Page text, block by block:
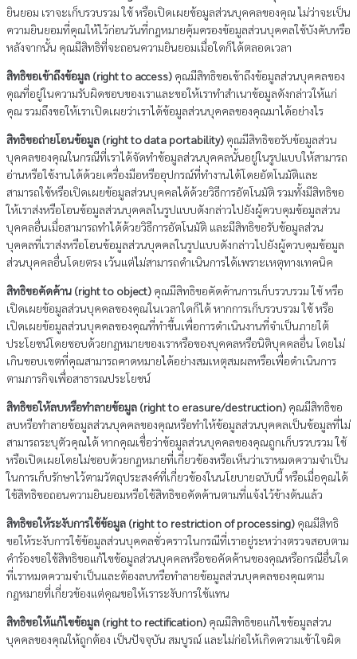
ยินยอม เราจะเก็บรวบรวม ใช้ หรือเปิดเผยข้อมูลส่วนบุคคลของคุณ ไม่ว่าจะเป็น
ความยินยอมที่คุณให้ไว้ก่อนวันที่กฎหมายคุ้มครองข้อมูลส่วนบุคคลใช้บังคับหรือ
หลังจากนั้น คุณมีสิทธิที่จะถอนความยินยอมเมื่อใดก็ได้ตลอดเวลา
สิทธิขอเข้าถึงข้อมูล (right to access) คุณมีสิทธิขอเข้าถึงข้อมูลส่วนบุคคลของ
คุณที่อยู่ในความรับผิดชอบของเราและขอให้เราทำสำเนาข้อมูลดังกล่าวให้แก่
คุณ รวมถึงขอให้เราเปิดเผยว่าเราได้ข้อมูลส่วนบุคคลของคุณมาได้อย่างไร
สิทธิขอถ่ายโอนข้อมูล (right to data portability) คุณมีสิทธิขอรับข้อมูลส่วน
บุคคลของคุณในกรณีที่เราได้จัดทำข้อมูลส่วนบุคคลนั้นอยู่ในรูปแบบให้สามารถ
อ่านหรือใช้งานได้ด้วยเครื่องมือหรืออุปกรณ์ที่ทำงานได้โดยอัตโนมัติและ
สามารถใช้หรือเปิดเผยข้อมูลส่วนบุคคลได้ด้วยวิธีการอัตโนมัติ รวมทั้งมีสิทธิขอ
ให้เราส่งหรือโอนข้อมูลส่วนบุคคลในรูปแบบดังกล่าวไปยังผู้ควบคุมข้อมูลส่วน
บุคคลอื่นเมื่อสามารถทำได้ด้วยวิธีการอัตโนมัติ และมีสิทธิขอรับข้อมูลส่วน
บุคคลที่เราส่งหรือโอนข้อมูลส่วนบุคคลในรูปแบบดังกล่าวไปยังผู้ควบคุมข้อมูล
ส่วนบุคคลอื่นโดยตรง เว้นแต่ไม่สามารถดำเนินการได้เพราะเหตุทางเทคนิค
สิทธิขอคัดค้าน (right to object) คุณมีสิทธิขอคัดค้านการเก็บรวบรวม ใช้ หรือ
เปิดเผยข้อมูลส่วนบุคคลของคุณในเวลาใดก็ได้ หากการเก็บรวบรวม ใช้ หรือ
เปิดเผยข้อมูลส่วนบุคคลของคุณที่ทำขึ้นเพื่อการดำเนินงานที่จำเป็นภายใต้
ประโยชน์โดยชอบด้วยกฎหมายของเราหรือของบุคคลหรือนิติบุคคลอื่น โดยไม่
เกินขอบเขตที่คุณสามารถคาดหมายได้อย่างสมเหตุสมผลหรือเพื่อดำเนินการ
ตามภารกิจเพื่อสาธารณประโยชน์
สิทธิขอให้ลบหรือทำลายข้อมูล (right to erasure/destruction) คุณมีสิทธิขอ
ลบหรือทำลายข้อมูลส่วนบุคคลของคุณหรือทำให้ข้อมูลส่วนบุคคลเป็นข้อมูลที่ไม่
สามารถระบุตัวคุณได้ หากคุณเชื่อว่าข้อมูลส่วนบุคคลของคุณถูกเก็บรวบรวม ใช้
หรือเปิดเผยโดยไม่ชอบด้วยกฎหมายที่เกี่ยวข้องหรือเห็นว่าเราหมดความจำเป็น
ในการเก็บรักษาไว้ตามวัตถุประสงค์ที่เกี่ยวข้องในนโยบายฉบับนี้ หรือเมื่อคุณได้
ใช้สิทธิขอถอนความยินยอมหรือใช้สิทธิขอคัดค้านตามที่แจ้งไว้ข้างต้นแล้ว
สิทธิขอให้ระงับการใช้ข้อมูล (right to restriction of processing) คุณมีสิทธิ
ขอให้ระงับการใช้ข้อมูลส่วนบุคคลชั่วคราวในกรณีที่เราอยู่ระหว่างตรวจสอบตาม
คำร้องขอใช้สิทธิขอแก้ไขข้อมูลส่วนบุคคลหรือขอคัดค้านของคุณหรือกรณีอื่นใด
ที่เราหมดความจำเป็นและต้องลบหรือทำลายข้อมูลส่วนบุคคลของคุณตาม
กฎหมายที่เกี่ยวข้องแต่คุณขอให้เราระงับการใช้แทน
สิทธิขอให้แก้ไขข้อมูล (right to rectification) คุณมีสิทธิขอแก้ไขข้อมูลส่วน
บุคคลของคุณให้ถูกต้อง เป็นปัจจุบัน สมบูรณ์ และไม่ก่อให้เกิดความเข้าใจผิด